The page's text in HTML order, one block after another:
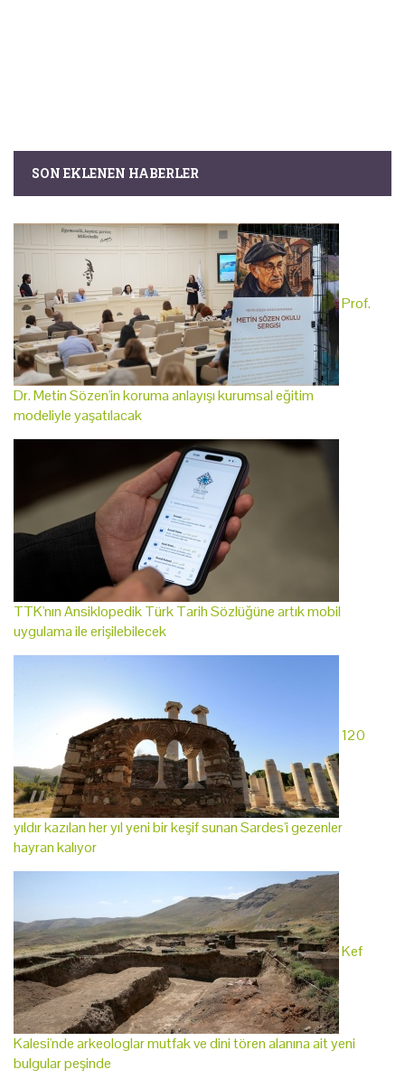
SON EKLENEN HABERLER
Prof.
Dr. Metin Sözen'in koruma anlayışı kurumsal eğitim
modeliyle yaşatılacak
TTK'nın Ansiklopedik Türk Tarih Sözlüğüne artık mobil
uygulama ile erişilebilecek
120
yıldır kazılan her yıl yeni bir keşif sunan Sardes'i gezenler
hayran kalıyor
Kef
Kalesi'nde arkeologlar mutfak ve dini tören alanına ait yeni
bulgular peşinde